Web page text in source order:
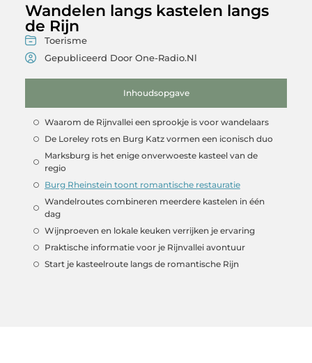
Wandelen langs kastelen langs
de Rijn
Toerisme
Gepubliceerd Door One-Radio.nl
Inhoudsopgave
Waarom de Rijnvallei een sprookje is voor wandelaars
De Loreley rots en Burg Katz vormen een iconisch duo
Marksburg is het enige onverwoeste kasteel van de
regio
Burg Rheinstein toont romantische restauratie
Wandelroutes combineren meerdere kastelen in één
dag
Wijnproeven en lokale keuken verrijken je ervaring
Praktische informatie voor je Rijnvallei avontuur
Start je kasteelroute langs de romantische Rijn